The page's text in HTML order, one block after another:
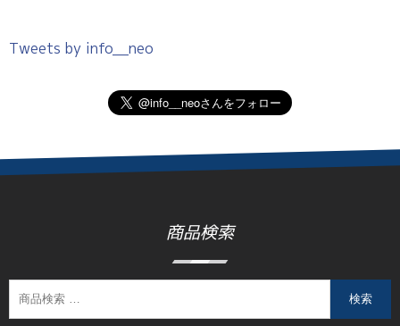
Tweets by info__neo
商品検索
検索